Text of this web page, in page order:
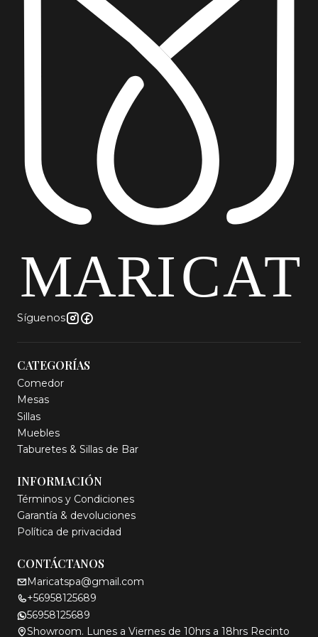
Síguenos
CATEGORÍAS
Comedor
Mesas
Sillas
Muebles
Taburetes & Sillas de Bar
INFORMACIÓN
Términos y Condiciones
Garantía & devoluciones
Política de privacidad
CONTÁCTANOS
Maricatspa@gmail.com
+56958125689
56958125689
Showroom. Lunes a Viernes de 10hrs a 18hrs Recinto